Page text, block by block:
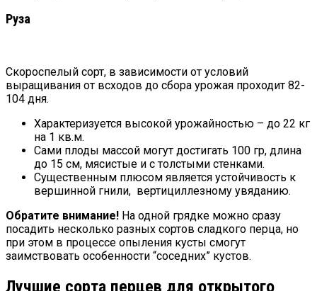
Руза
Скороспелый сорт, в зависимости от условий
выращивания от всходов до сбора урожая проходит 82-
104 дня.
Характеризуется высокой урожайностью – до 22 кг
на 1 кв.м.
Сами плоды массой могут достигать 100 гр, длина
до 15 см, мясистые и с толстыми стенками.
Существенным плюсом является устойчивость к
вершинной гнили, вертициллезному увяданию.
Обратите внимание! На одной грядке можно сразу
посадить несколько разных сортов сладкого перца, но
при этом в процессе опыления кусты смогут
заимствовать особенности “соседних” кустов.
Лучшие сорта перцев для открытого